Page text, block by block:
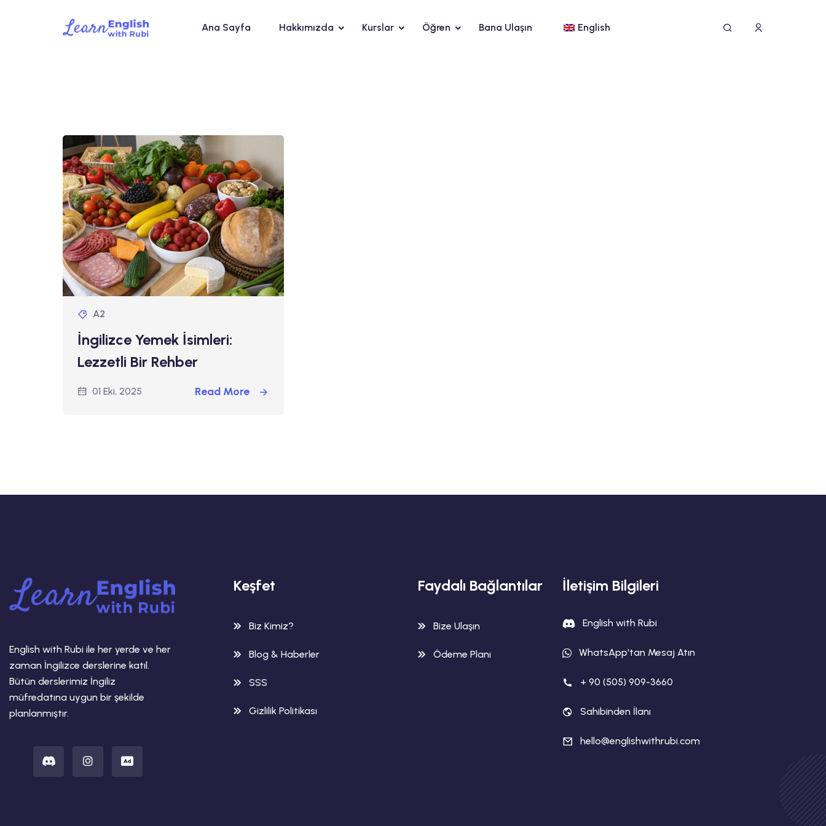
Ana Sayfa Hakkımızda Kurslar Öğren Bana Ulaşın English
A2
İngilizce Yemek İsimleri:
Lezzetli Bir Rehber
01 Eki, 2025 Read More
English with Rubi ile her yerde ve her
zaman İngilizce derslerine katıl.
Bütün derslerimiz İngiliz
müfredatına uygun bir şekilde
planlanmıştır.
Keşfet
Biz Kimiz?
Blog & Haberler
SSS
Gizlilik Politikası
Faydalı Bağlantılar
Bize Ulaşın
Ödeme Planı
İletişim Bilgileri
English with Rubi
WhatsApp'tan Mesaj Atın
+ 90 (505) 909-3660
Sahibinden İlanı
hello@englishwithrubi.com